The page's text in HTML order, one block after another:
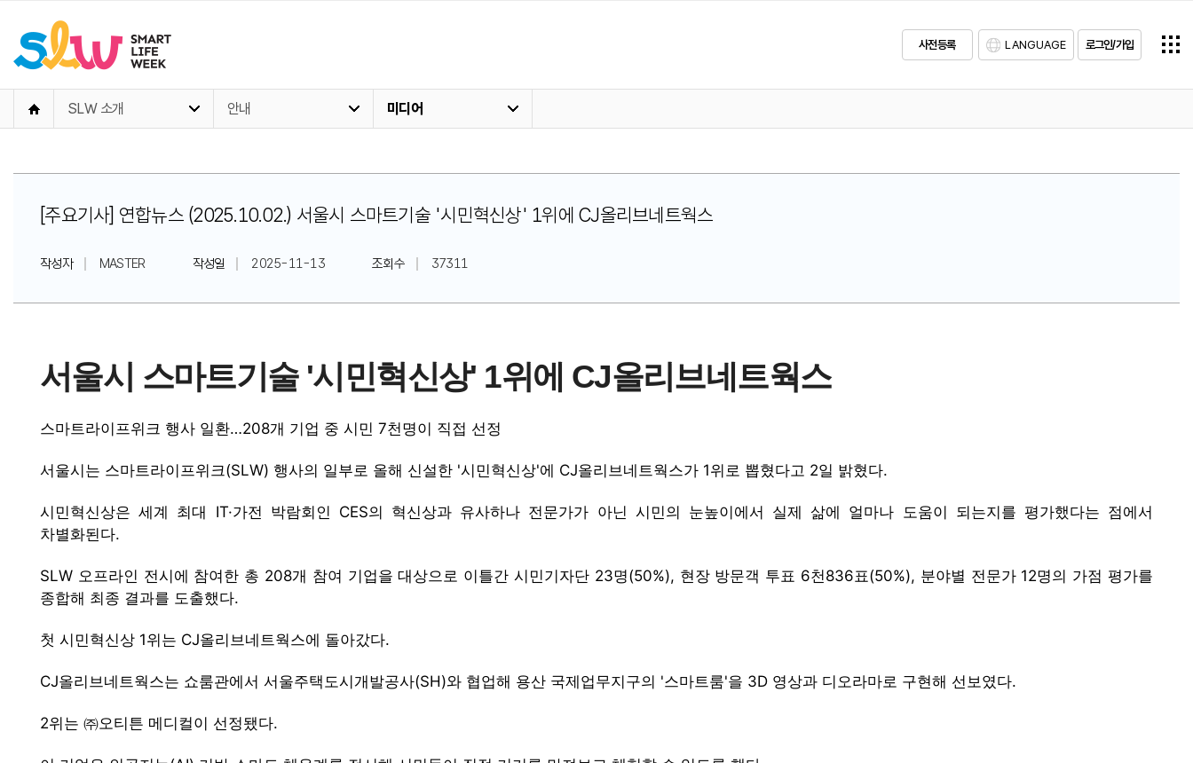
사전등록 LANGUAGE 로그인/가입
SLW 소개 안내 미디어
[주요기사] 연합뉴스 (2025.10.02.) 서울시 스마트기술 '시민혁신상' 1위에 CJ올리브네트웍스
작성자 MASTER 작성일 2025-11-13 조회수 37311
서울시 스마트기술 '시민혁신상' 1위에 CJ올리브네트웍스
스마트라이프위크 행사 일환…208개 기업 중 시민 7천명이 직접 선정
서울시는 스마트라이프위크(SLW) 행사의 일부로 올해 신설한 '시민혁신상'에 CJ올리브네트웍스가 1위로 뽑혔다고 2일 밝혔다.
시민혁신상은 세계 최대 IT·가전 박람회인 CES의 혁신상과 유사하나 전문가가 아닌 시민의 눈높이에서 실제 삶에 얼마나 도움이 되는지를 평가했다는 점에서
차별화된다.
SLW 오프라인 전시에 참여한 총 208개 참여 기업을 대상으로 이틀간 시민기자단 23명(50%), 현장 방문객 투표 6천836표(50%), 분야별 전문가 12명의 가점 평가를
종합해 최종 결과를 도출했다.
첫 시민혁신상 1위는 CJ올리브네트웍스에 돌아갔다.
CJ올리브네트웍스는 쇼룸관에서 서울주택도시개발공사(SH)와 협업해 용산 국제업무지구의 '스마트룸'을 3D 영상과 디오라마로 구현해 선보였다.
2위는 ㈜오티튼 메디컬이 선정됐다.